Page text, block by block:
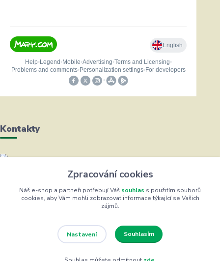
Kontakty
Helena Bayerová
+420 604 711 491
(Po-Čt, 8-16 hod.)
Zpracování cookies
Náš e-shop a partneři potřebují Váš souhlas s použitím souborů
cookies, aby Vám mohli zobrazovat informace týkající se Vašich
zájmů.
Nastavení Souhlasím